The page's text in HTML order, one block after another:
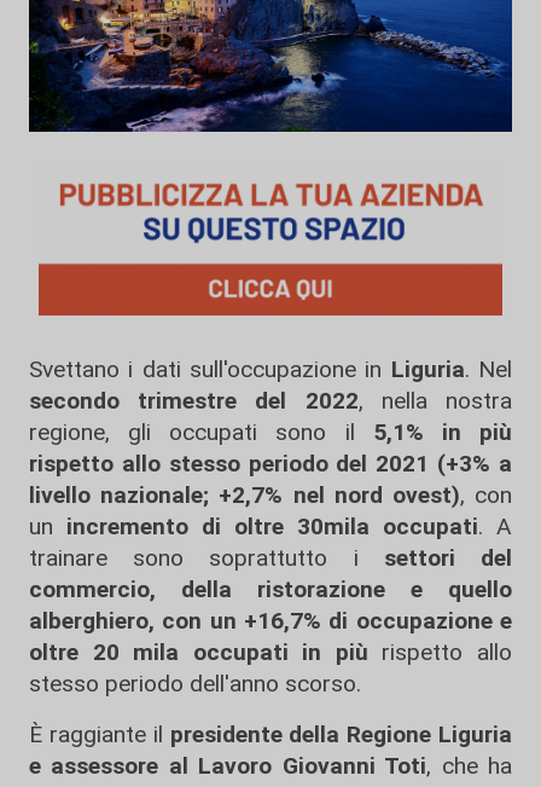
Svettano i dati sull'occupazione in Liguria. Nel
secondo trimestre del 2022, nella nostra
regione, gli occupati sono il 5,1% in più
rispetto allo stesso periodo del 2021 (+3% a
livello nazionale; +2,7% nel nord ovest), con
un incremento di oltre 30mila occupati. A
trainare sono soprattutto i settori del
commercio, della ristorazione e quello
alberghiero, con un +16,7% di occupazione e
oltre 20 mila occupati in più rispetto allo
stesso periodo dell'anno scorso.
È raggiante il presidente della Regione Liguria
e assessore al Lavoro Giovanni Toti, che ha